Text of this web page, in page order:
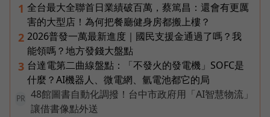
1 全台最大全聯首日業績破百萬，蔡篤昌：還會有更厲
害的大型店！為何把餐廳健身房都搬上樓？
2 2026普發一萬最新進度｜國民支援金通過了嗎？我
能領嗎？地方發錢大盤點
3 台達電第二曲線盤點：「不發火的發電機」SOFC是
什麼？AI機器人、微電網、氫電池都它的局
PR
48館圖書自動化調撥！台中市政府用「AI智慧物流」
讓借書像點外送